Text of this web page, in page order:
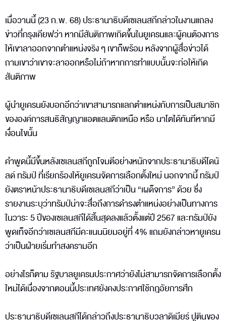
เมื่อวานนี้ (23 ก.พ. 68) ประธานาธิบดีเซเลนสกีกล่าวในงานแถลง
ข่าวที่กรุงเคียฟว่า หากมีสันติภาพเกิดขึ้นในยูเครนและผู้คนต้องการ
ให้เขาลาออกจากตำแหน่งจริง ๆ เขาก็พร้อม หลังจากผู้สื่อข่าวได้
ถามเขาว่าเขาจะลาออกหรือไม่ถ้าหากการทำแบบนั้นจะก่อให้เกิด
สันติภาพ
ผู้นำยูเครนยังบอกอีกว่าเขาสามารถแลกตำแหน่งกับการเป็นสมาชิก
ขององค์การสนธิสัญญาแอตแลนติกเหนือ หรือ นาโตได้ทันทีหากมี
เงื่อนไขนั้น
คำพูดนี้มีขึ้นหลังเซเลนสกีถูกโจมตีอย่างหนักจากประธานาธิบดีโดนั
ลด์ ทรัมป์ ที่เรียกร้องให้ยูเครนจัดการเลือกตั้งใหม่ นอกจากนี้ ทรัมป์
ยังตราหน้าประธานาธิบดีเซเลนสกีว่าเป็น “เผด็จการ” ด้วย ซึ่ง
รายงานระบุว่าทรัมป์น่าจะสื่อถึงการดำรงตำแหน่งอย่างเป็นทางการ
ในวาระ 5 ปีของเซเลนสกีได้สิ้นสุดลงแล้วตั้งแต่ปี 2567 และทรัมป์ยัง
พูดเท็จอีกว่าเซเลนสกีมีคะแนนนิยมอยู่ที่ 4% แถมยังกล่าวหายูเครน
ว่าเป็นฝ่ายเริ่มทำสงครามอีก
อย่างไรก็ตาม รัฐบาลยูเครนประกาศว่ายังไม่สามารถจัดการเลือกตั้ง
ใหม่ได้เนื่องจากตอนนี้ประเทศยังคงประกาศใช้กฎอัยการศึก
ประธานาธิบดีเซเลนสกีได้กล่าวถึงประธานาธิบวลาดิเมียร์ ปูตินของ